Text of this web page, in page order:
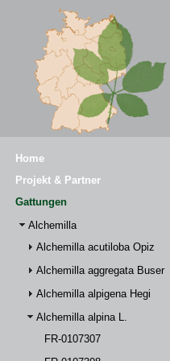
Home
Projekt & Partner
Gattungen
Alchemilla
Alchemilla acutiloba Opiz
Alchemilla aggregata Buser
Alchemilla alpigena Hegi
Alchemilla alpina L.
FR-0107307